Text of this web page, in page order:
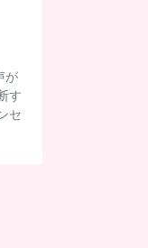
が
す
セ